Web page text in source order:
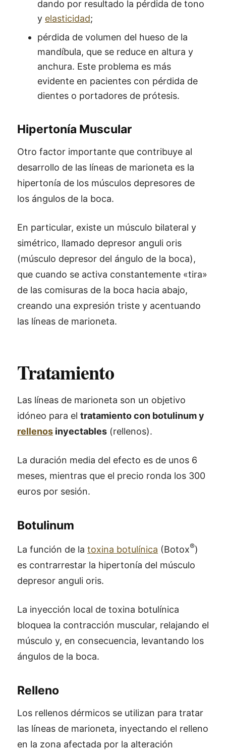
dando por resultado la pérdida de tono
y elasticidad;
pérdida de volumen del hueso de la
mandíbula, que se reduce en altura y
anchura. Este problema es más
evidente en pacientes con pérdida de
dientes o portadores de prótesis.
Hipertonía Muscular
Otro factor importante que contribuye al
desarrollo de las líneas de marioneta es la
hipertonía de los músculos depresores de
los ángulos de la boca.
En particular, existe un músculo bilateral y
simétrico, llamado depresor anguli oris
(músculo depresor del ángulo de la boca),
que cuando se activa constantemente «tira»
de las comisuras de la boca hacia abajo,
creando una expresión triste y acentuando
las líneas de marioneta.
Tratamiento
Las líneas de marioneta son un objetivo
idóneo para el tratamiento con botulinum y
rellenos inyectables (rellenos).
La duración media del efecto es de unos 6
meses, mientras que el precio ronda los 300
euros por sesión.
Botulinum
La función de la toxina botulínica (Botox®)
es contrarrestar la hipertonía del músculo
depresor anguli oris.
La inyección local de toxina botulínica
bloquea la contracción muscular, relajando el
músculo y, en consecuencia, levantando los
ángulos de la boca.
Relleno
Los rellenos dérmicos se utilizan para tratar
las líneas de marioneta, inyectando el relleno
en la zona afectada por la alteración